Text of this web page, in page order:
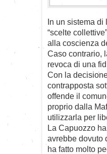
In un sistema di
“scelte
alla coscienza
Caso contrario,
revoca di una
Con la
contrapposta
offende il
proprio dalla
utilizzarla per
La Capuozzo
avrebbe dovuto
ha fatto molto